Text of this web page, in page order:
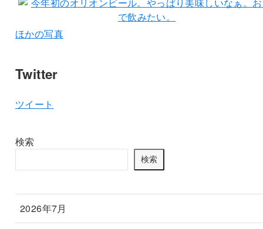
ほかの写真
Twitter
ツイート
検索
検索
2026年7月